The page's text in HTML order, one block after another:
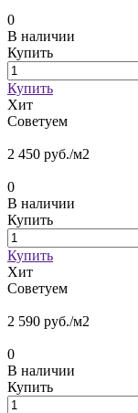
0
В наличии
Купить
Купить
Хит
Советуем
2 450 руб./м2
0
В наличии
Купить
Купить
Хит
Советуем
2 590 руб./м2
0
В наличии
Купить